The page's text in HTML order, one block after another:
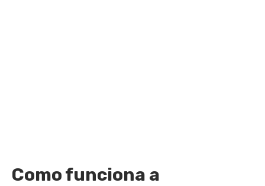
Como funciona a